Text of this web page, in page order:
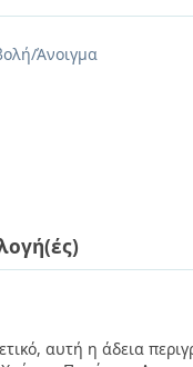
Άνοιγμα
αυτή η άδεια